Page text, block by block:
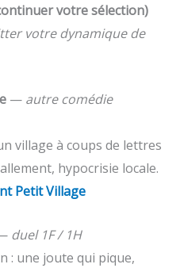
votre sélection)
votre dynamique de
— autre comédie
village à coups de lettres
hypocrisie locale.
Petit Village
duel 1F / 1H
: une joute qui pique,